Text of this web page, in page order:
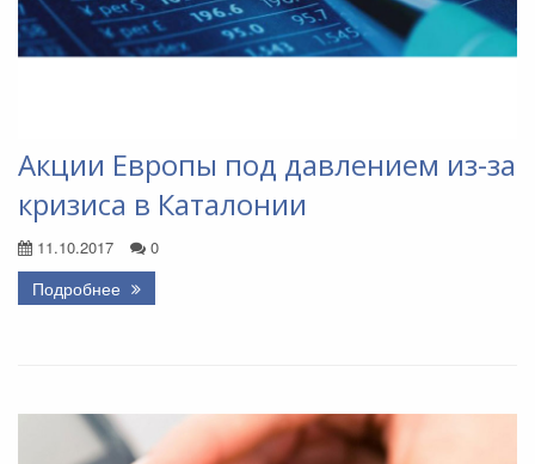
Акции Европы под давлением из-за
кризиса в Каталонии
11.10.2017 0
Подробнее